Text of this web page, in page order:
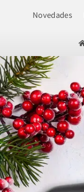
Novedades